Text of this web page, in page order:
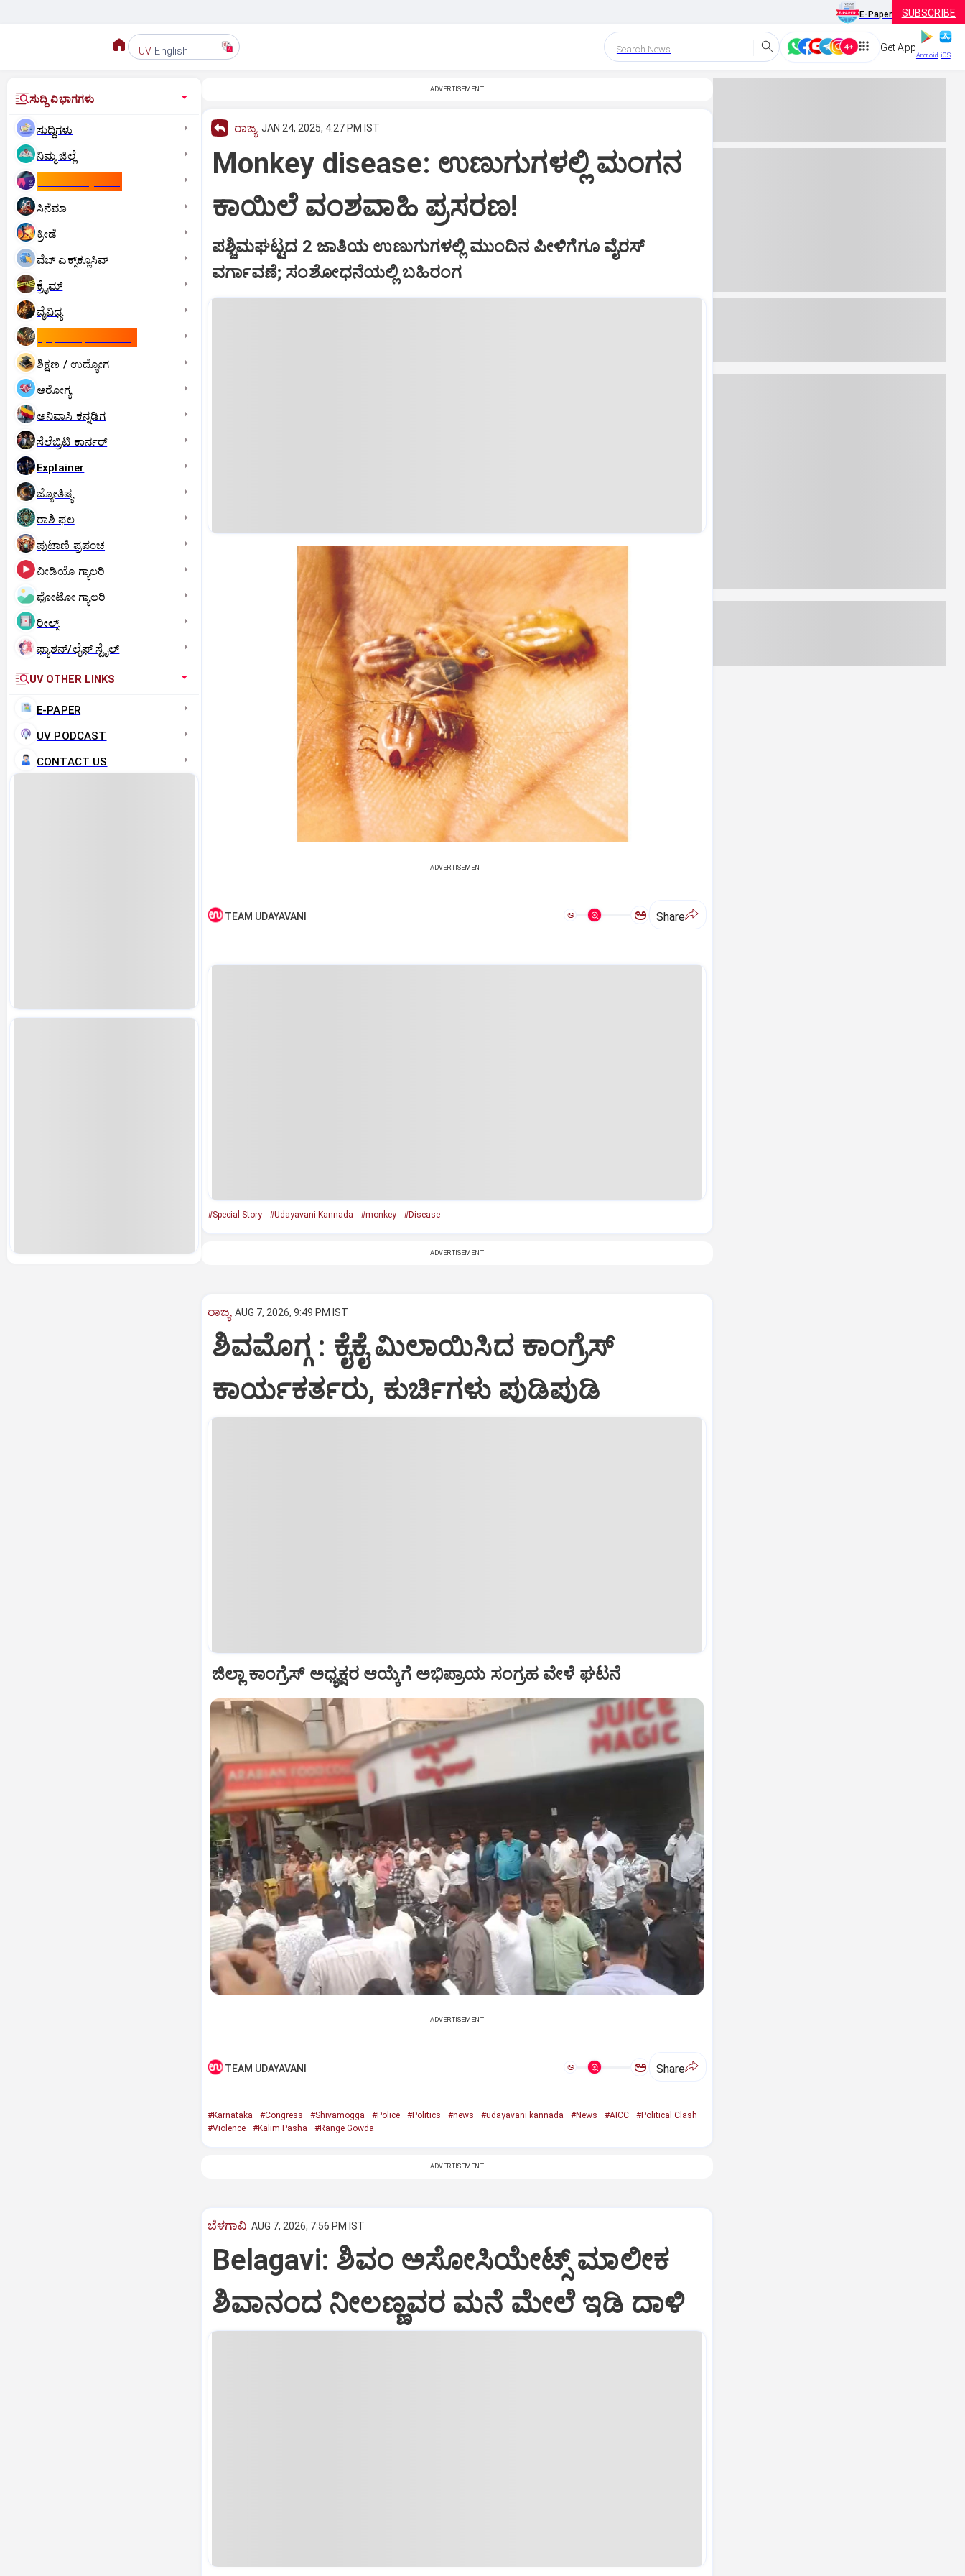
E-Paper SUBSCRIBE
UV English Search News Get App
Android iOS
ಸುದ್ದಿ ವಿಭಾಗಗಳು
ಸುದ್ದಿಗಳು
ನಿಮ್ಮ ಜಿಲ್ಲೆ
ಸಿನೆಮಾ
ಕ್ರೀಡೆ
ವೆಬ್ ಎಕ್ಸ್‌ಕ್ಲೂಸಿವ್
ಕ್ರೈಮ್
ವೈವಿಧ್ಯ
ಶಿಕ್ಷಣ / ಉದ್ಯೋಗ
ಆರೋಗ್ಯ
ಅನಿವಾಸಿ ಕನ್ನಡಿಗ
ಸೆಲೆಬ್ರಿಟಿ ಕಾರ್ನರ್‌
Explainer
ಜ್ಯೋತಿಷ್ಯ
ರಾಶಿ ಫಲ
ಪುಟಾಣಿ ಪ್ರಪಂಚ
ವೀಡಿಯೊ ಗ್ಯಾಲರಿ
ಫೋಟೋ ಗ್ಯಾಲರಿ
ರೀಲ್ಸ್
ಫ್ಯಾಶನ್/ಲೈಫ್‌ ಸ್ಟೈಲ್
UV OTHER LINKS
E-PAPER
UV PODCAST
CONTACT US
ADVERTISEMENT
ರಾಜ್ಯ JAN 24, 2025, 4:27 PM IST
Monkey disease: ಉಣುಗುಗಳಲ್ಲಿ ಮಂಗನ
ಕಾಯಿಲೆ ವಂಶವಾಹಿ ಪ್ರಸರಣ!
ಪಶ್ಚಿಮಘಟ್ಟದ 2 ಜಾತಿಯ ಉಣುಗುಗಳಲ್ಲಿ ಮುಂದಿನ ಪೀಳಿಗೆಗೂ ವೈರಸ್‌
ವರ್ಗಾವಣೆ; ಸಂಶೋಧನೆಯಲ್ಲಿ ಬಹಿರಂಗ
ADVERTISEMENT
TEAM UDAYAVANI ಅ ಅ Share
#Special Story #Udayavani Kannada #monkey #Disease
ADVERTISEMENT
ರಾಜ್ಯ AUG 7, 2026, 9:49 PM IST
ಶಿವಮೊಗ್ಗ : ಕೈಕೈ ಮಿಲಾಯಿಸಿದ ಕಾಂಗ್ರೆಸ್
ಕಾರ್ಯಕರ್ತರು, ಕುರ್ಚಿಗಳು ಪುಡಿಪುಡಿ
ಜಿಲ್ಲಾ ಕಾಂಗ್ರೆಸ್ ಅಧ್ಯಕ್ಷರ ಆಯ್ಕೆಗೆ ಅಭಿಪ್ರಾಯ ಸಂಗ್ರಹ ವೇಳೆ ಘಟನೆ
ADVERTISEMENT
TEAM UDAYAVANI ಅ ಅ Share
#Karnataka #Congress #Shivamogga #Police #Politics #news #udayavani kannada #News #AICC
#Political Clash
#Violence
#Kalim Pasha #Range Gowda
ADVERTISEMENT
ಬೆಳಗಾವಿ AUG 7, 2026, 7:56 PM IST
Belagavi: ಶಿವಂ ಅಸೋಸಿಯೇಟ್ಸ್ ಮಾಲೀಕ
ಶಿವಾನಂದ ನೀಲಣ್ಣವರ ಮನೆ ಮೇಲೆ ಇಡಿ‌ ದಾಳಿ